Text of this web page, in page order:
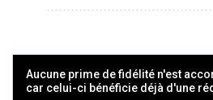
Aucune prime de fidélité n'est
car celui-ci bénéficie déjà d'une